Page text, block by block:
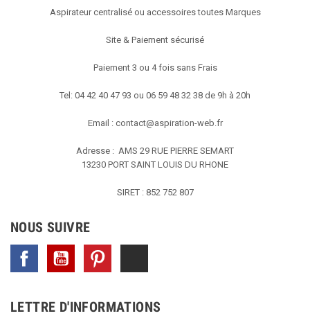
Aspirateur centralisé ou accessoires toutes Marques
Site & Paiement sécurisé
Paiement 3 ou 4 fois sans Frais
Tel: 04 42 40 47 93 ou 06 59 48 32 38 de 9h à 20h
Email : contact@aspiration-web.fr
Adresse : AMS 29 RUE PIERRE SEMART
13230 PORT SAINT LOUIS DU RHONE
SIRET : 852 752 807
NOUS SUIVRE
Facebook YouTube
LETTRE D'INFORMATIONS